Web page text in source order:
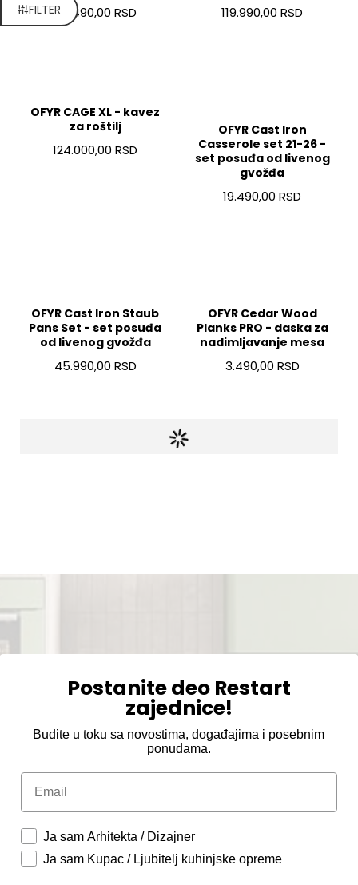
65.490,00 RSD 119.990,00 RSD
OFYR CAGE XL - kavez
za roštilj
124.000,00 RSD
OFYR Cast Iron
Casserole set 21-26 -
set posuđa od livenog
gvožđa
19.490,00 RSD
OFYR Cast Iron Staub
Pans Set - set posuđa
od livenog gvožđa
45.990,00 RSD
OFYR Cedar Wood
Planks PRO - daska za
nadimljavanje mesa
3.490,00 RSD
Postanite deo Restart
zajednice!
Budite u toku sa novostima, događajima i posebnim
ponudama.
Email
Ja sam Arhitekta / Dizajner
Ja sam Kupac / Ljubitelj kuhinjske opreme
FILTER